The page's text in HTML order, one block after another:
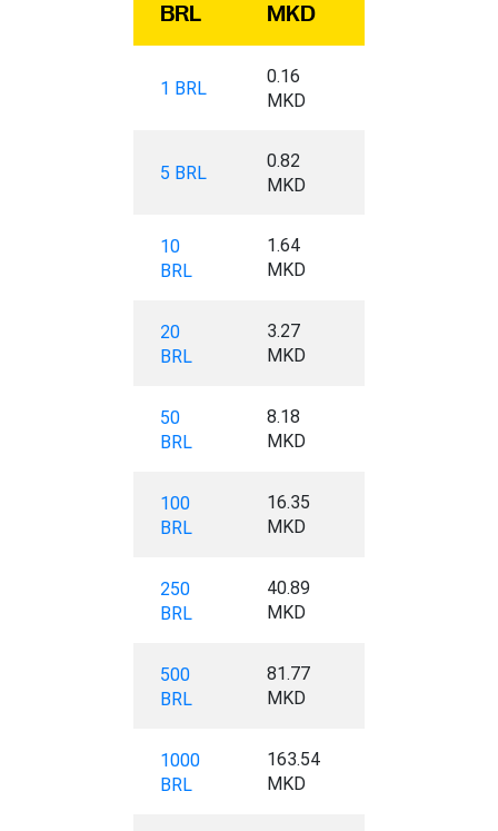
BRL MKD
1 BRL
0.16
MKD
5 BRL
0.82
MKD
10
BRL
1.64
MKD
20
BRL
3.27
MKD
50
BRL
8.18
MKD
100
BRL
16.35
MKD
250
BRL
40.89
MKD
500
BRL
81.77
MKD
1000
BRL
163.54
MKD